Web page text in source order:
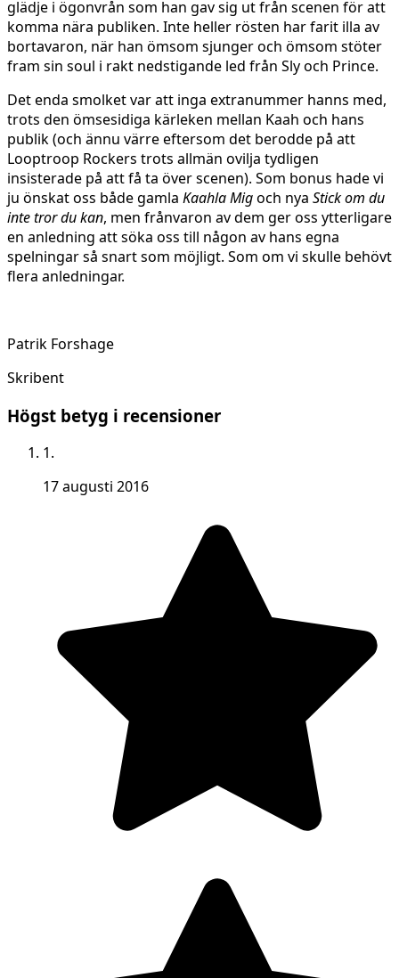
glädje i ögonvrån som han gav sig ut från scenen för att
komma nära publiken. Inte heller rösten har farit illa av
bortavaron, när han ömsom sjunger och ömsom stöter
fram sin soul i rakt nedstigande led från Sly och Prince.
Det enda smolket var att inga extranummer hanns med,
trots den ömsesidiga kärleken mellan Kaah och hans
publik (och ännu värre eftersom det berodde på att
Looptroop Rockers trots allmän ovilja tydligen
insisterade på att få ta över scenen). Som bonus hade vi
ju önskat oss både gamla Kaahla Migoch nya Stick om du
inte tror du kan, men frånvaron av dem ger oss ytterligare
en anledning att söka oss till någon av hans egna
spelningar så snart som möjligt. Som om vi skulle behövt
flera anledningar.
Patrik Forshage
Skribent
Högst betyg i recensioner
1.
17 augusti 2016